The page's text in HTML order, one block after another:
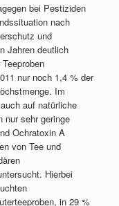
bei Pestiziden
nach
und
Jahren deutlich
nur noch 1,4 % der
Im
auf natürliche
nur sehr geringe
Ochratoxin A
von Tee und
Hierbei
in 29 %